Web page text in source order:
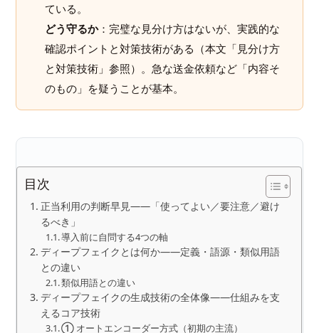
ている。
どう守るか：完璧な見分け方はないが、実践的な
確認ポイントと対策技術がある（本文「見分け方
と対策技術」参照）。急な送金依頼など「内容そ
のもの」を疑うことが基本。
目次
正当利用の判断早見――「使ってよい／要注意／避け
るべき」
導入前に自問する4つの軸
ディープフェイクとは何か――定義・語源・類似用語
との違い
類似用語との違い
ディープフェイクの生成技術の全体像――仕組みを支
えるコア技術
① オートエンコーダー方式（初期の主流）